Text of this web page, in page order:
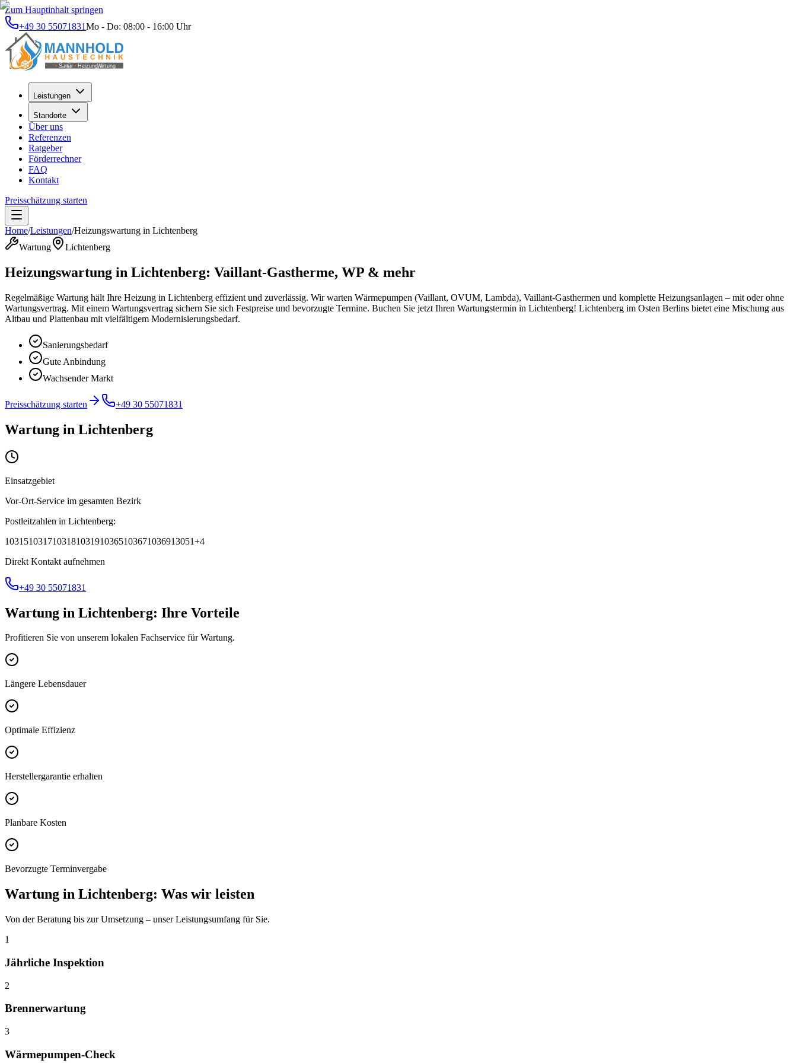
Zum Hauptinhalt springen
+49 30 55071831Mo - Do: 08:00 - 16:00 Uhr
Leistungen
Standorte
Über uns
Referenzen
Ratgeber
Förderrechner
FAQ
Kontakt
Preisschätzung starten
Home/Leistungen/Heizungswartung in Lichtenberg
Wartung
Lichtenberg
Heizungswartung in Lichtenberg: Vaillant-Gastherme, WP & mehr
Regelmäßige Wartung hält Ihre Heizung in Lichtenberg effizient und zuverlässig. Wir warten Wärmepumpen (Vaillant, OVUM, Lambda), Vaillant-Gasthermen und komplette Heizungsanlagen – mit oder ohne
Wartungsvertrag. Mit einem Wartungsvertrag sichern Sie sich Festpreise und bevorzugte Termine. Buchen Sie jetzt Ihren Wartungstermin in Lichtenberg! Lichtenberg im Osten Berlins bietet eine Mischung aus
Altbau und Plattenbau mit vielfältigem Modernisierungsbedarf.
Sanierungsbedarf
Gute Anbindung
Wachsender Markt
Preisschätzung starten +49 30 55071831
Wartung in Lichtenberg
Einsatzgebiet
Vor-Ort-Service im gesamten Bezirk
Postleitzahlen in Lichtenberg:
1031510317103181031910365103671036913051+4
Direkt Kontakt aufnehmen
+49 30 55071831
Wartung in Lichtenberg: Ihre Vorteile
Profitieren Sie von unserem lokalen Fachservice fürWartung.
Längere Lebensdauer
Optimale Effizienz
Herstellergarantie erhalten
Planbare Kosten
Bevorzugte Terminvergabe
Wartung in Lichtenberg: Was wir leisten
Von der Beratung bis zur Umsetzung – unser Leistungsumfang für Sie.
1
Jährliche Inspektion
2
Brennerwartung
3
Wärmepumpen-Check